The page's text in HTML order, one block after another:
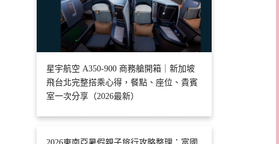
星宇航空 A350-900 商務艙開箱｜新加坡
飛台北完整搭乘心得，餐點、座位、貴賓
室一次分享（2026最新）